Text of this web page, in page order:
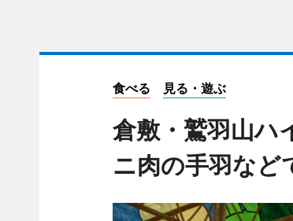
食べる 見る・遊ぶ
倉敷・鷲羽山
ニ肉の手羽など